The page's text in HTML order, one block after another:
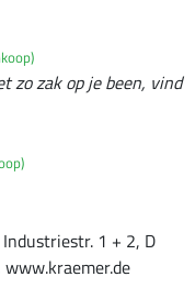
zo zak op je been, vind
Industriestr. 1 + 2, D